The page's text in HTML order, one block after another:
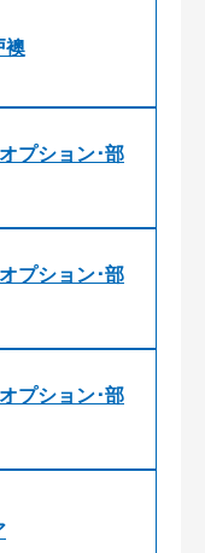
襖
プション･部
プション･部
プション･部